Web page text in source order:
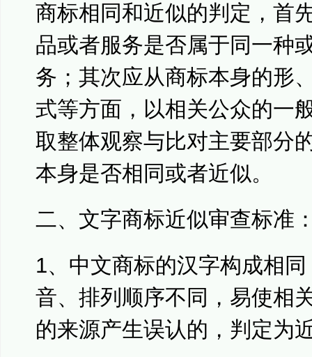
商标相同和近似的判定，首
品或者服务是否属于同一种
务；其次应从商标本身的形
式等方面，以相关公众的一
取整体观察与比对主要部分
本身是否相同或者近似。
二、文字商标近似审查标准
1、中文商标的汉字构成相
音、排列顺序不同，易使相
的来源产生误认的，判定为